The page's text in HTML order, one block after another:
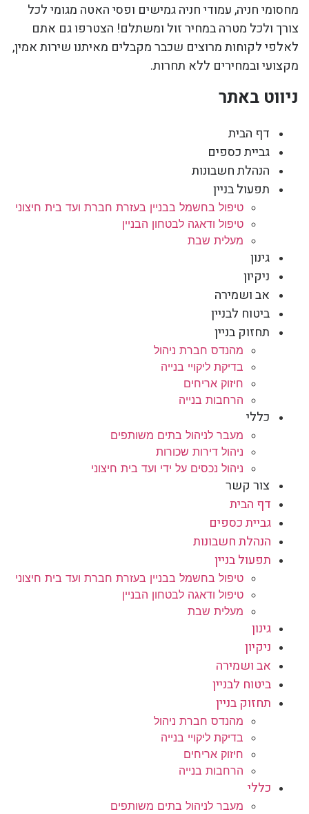
מחסומי חניה, עמודי חניה גמישים ופסי האטה מגומי לכל
צורך ולכל מטרה במחיר זול ומשתלם! הצטרפו גם אתם
לאלפי לקוחות מרוצים שכבר מקבלים מאיתנו שירות אמין,
מקצועי ובמחירים ללא תחרות.
ניווט באתר
דף הבית
גביית כספים
הנהלת חשבונות
תפעול בניין
טיפול בחשמל בבניין בעזרת חברת ועד בית חיצוני
טיפול ודאגה לבטחון הבניין
מעלית שבת
גינון
ניקיון
אב ושמירה
ביטוח לבניין
תחזוק בניין
מהנדס חברת ניהול
בדיקת ליקויי בנייה
חיזוק אריחים
הרחבות בנייה
כללי
מעבר לניהול בתים משותפים
ניהול דירות שכורות
ניהול נכסים על ידי ועד בית חיצוני
צור קשר
דף הבית
גביית כספים
הנהלת חשבונות
תפעול בניין
טיפול בחשמל בבניין בעזרת חברת ועד בית חיצוני
טיפול ודאגה לבטחון הבניין
מעלית שבת
גינון
ניקיון
אב ושמירה
ביטוח לבניין
תחזוק בניין
מהנדס חברת ניהול
בדיקת ליקויי בנייה
חיזוק אריחים
הרחבות בנייה
כללי
מעבר לניהול בתים משותפים